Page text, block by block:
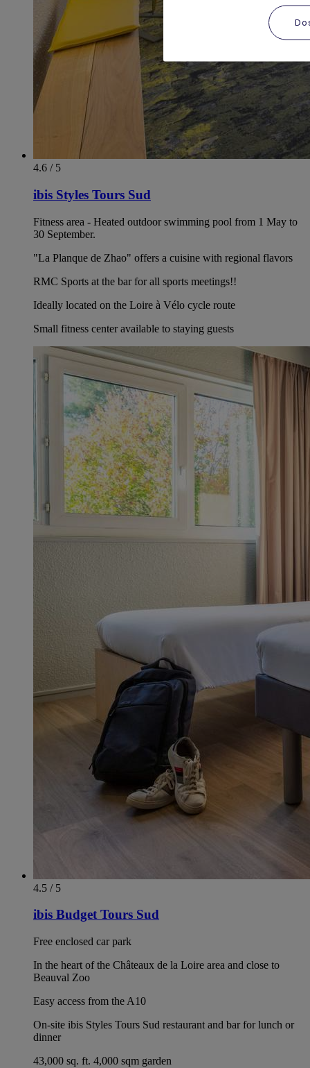
4.6 / 5
ibis Styles Tours Sud
Fitness area - Heated outdoor swimming pool from 1 May to
30 September.
"La Planque de Zhao" offers a cuisine with regional flavors
RMC Sports at the bar for all sports meetings!!
Ideally located on the Loire à Vélo cycle route
Small fitness center available to staying guests
4.5 / 5
ibis Budget Tours Sud
Free enclosed car park
In the heart of the Châteaux de la Loire area and close to
Beauval Zoo
Easy access from the A10
On-site ibis Styles Tours Sud restaurant and bar for lunch or
dinner
43,000 sq. ft. 4,000 sqm garden